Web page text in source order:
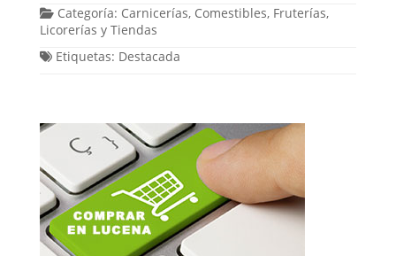
Categoría: Carnicerías, Comestibles, Fruterías,
Licorerías y Tiendas
Etiquetas: Destacada